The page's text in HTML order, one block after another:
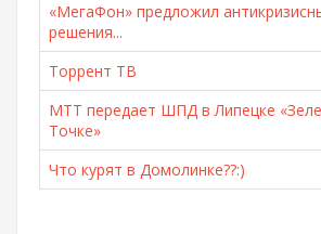
«МегаФон» предложил
решения...
Торрент ТВ
МТТ передает ШПД в Липецке
Точке»
Что курят в Домолинке??:)